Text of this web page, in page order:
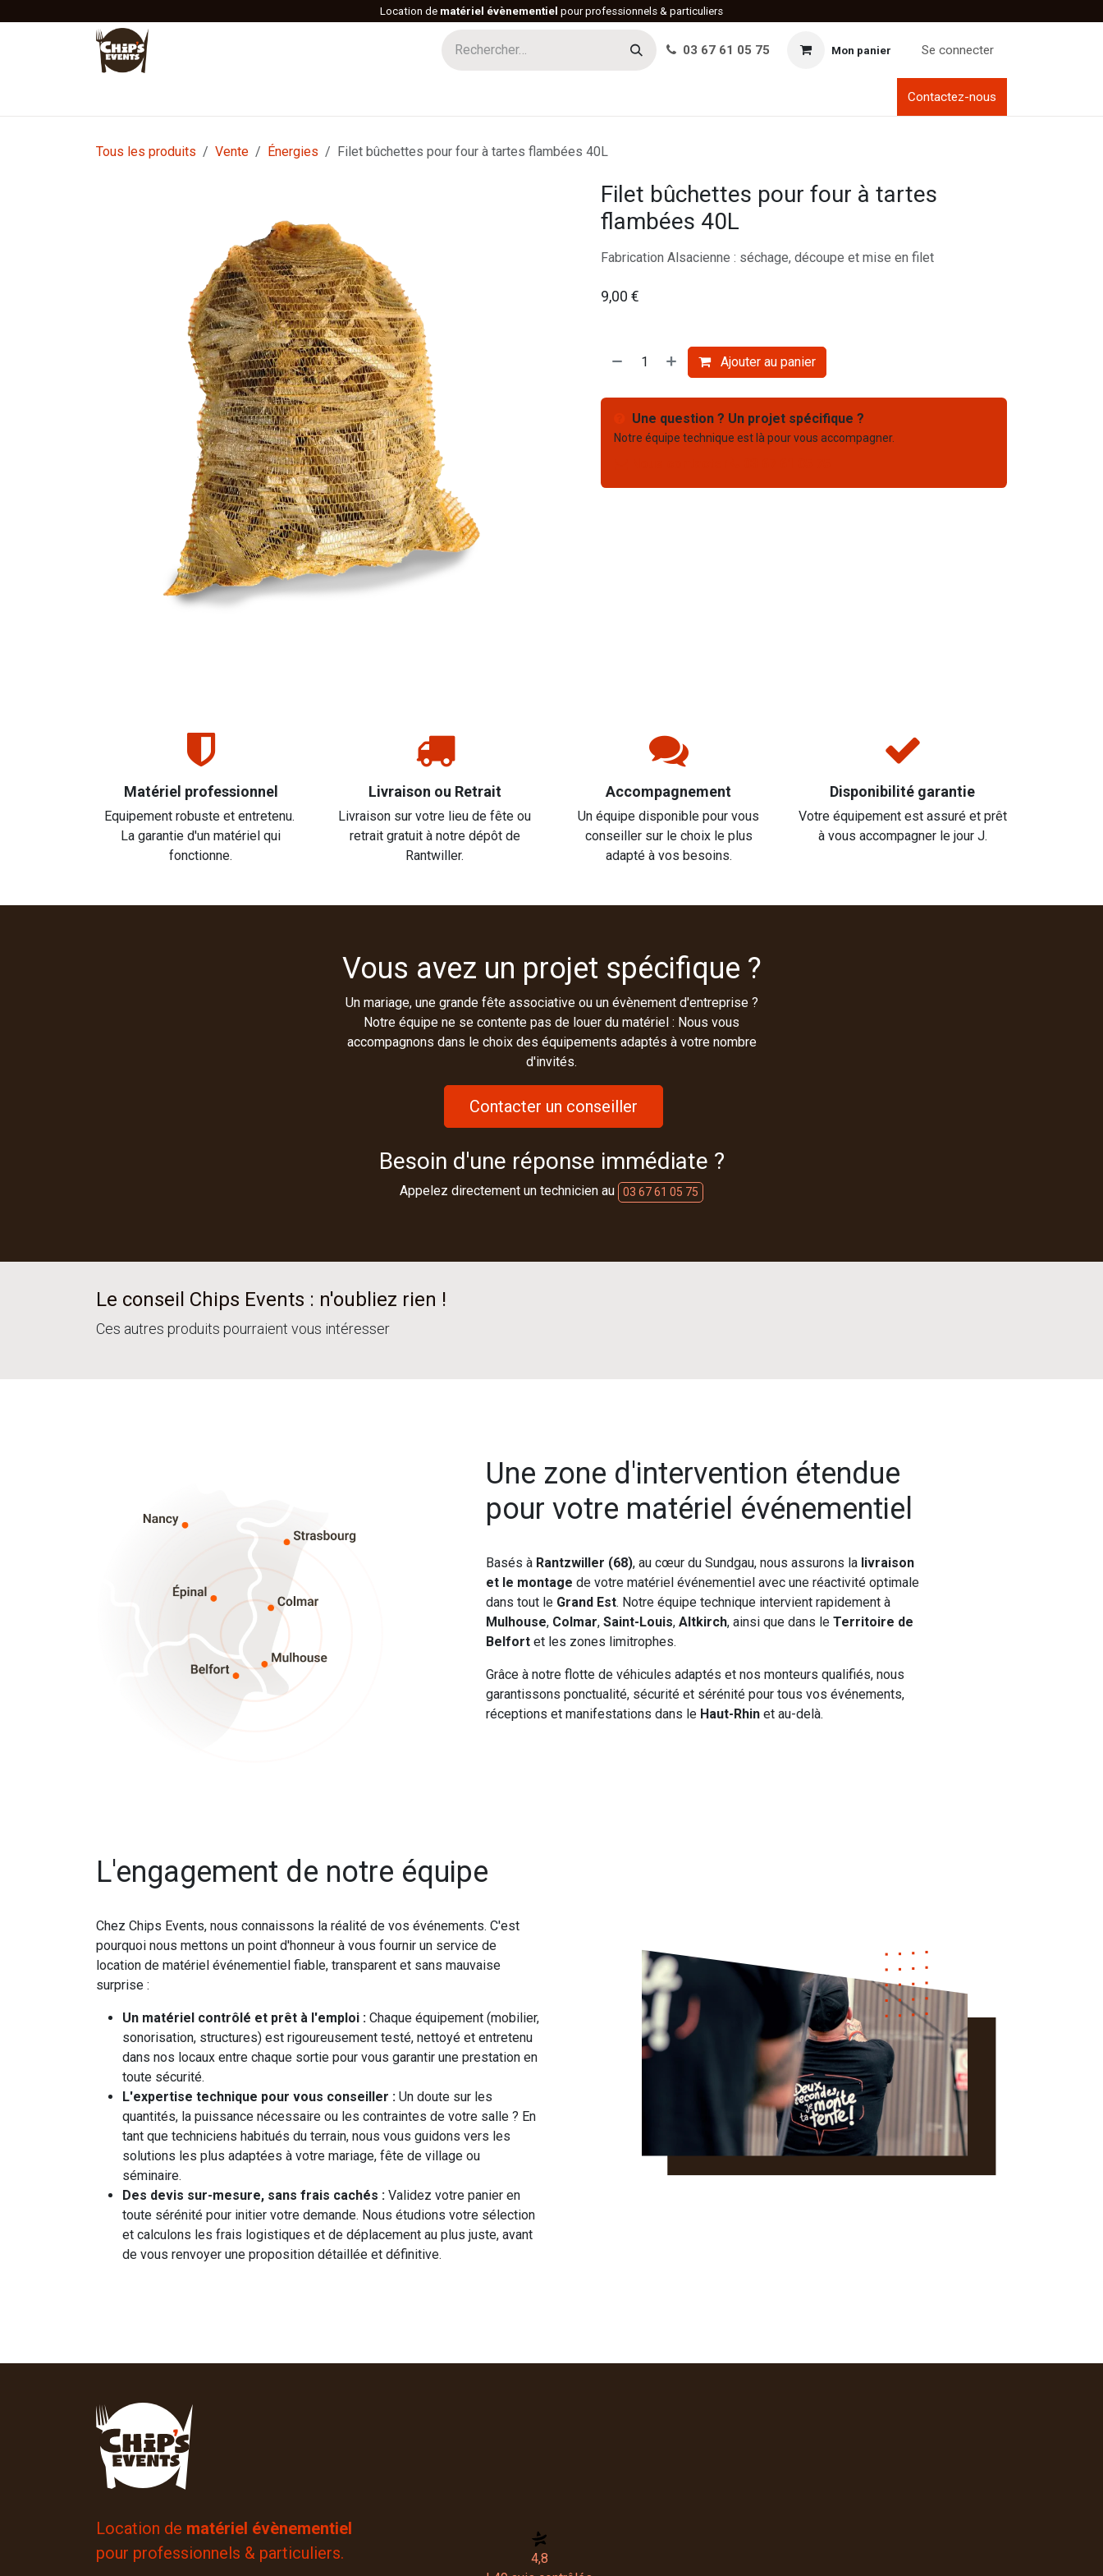
Location de matériel évènementiel pour professionnels & particuliers
03 67 61 05 75 Mon panier Se connecter
Contactez-nous
Tous les produits Vente Énergies Filet bûchettes pour four à tartes flambées 40L
Filet bûchettes pour four à tartes
flambées 40L
Fabrication Alsacienne : séchage, découpe et mise en filet
9,00 €
Ajouter au panier
Une question ? Un projet spécifique ?
Notre équipe technique est là pour vous accompagner.
Matériel professionnel
Equipement robuste et entretenu.
La garantie d'un matériel qui
fonctionne.
Livraison ou Retrait
Livraison sur votre lieu de fête ou
retrait gratuit à notre dépôt de
Rantwiller.
Accompagnement
Un équipe disponible pour vous
conseiller sur le choix le plus
adapté à vos besoins.
Disponibilité garantie
Votre équipement est assuré et prêt
à vous accompagner le jour J.
Vous avez un projet spécifique ?
Un mariage, une grande fête associative ou un évènement d'entreprise ?
Notre équipe ne se contente pas de louer du matériel : Nous vous
accompagnons dans le choix des équipements adaptés à votre nombre
d'invités.
Contacter un conseiller
Besoin d'une réponse immédiate ?
Appelez directement un technicien au 03 67 61 05 75
Le conseil Chips Events : n'oubliez rien !
Ces autres produits pourraient vous intéresser
Une zone d'intervention étendue
pour votre matériel événementiel
Basés à Rantzwiller (68), au cœur du Sundgau, nous assurons la livraison
et le montage de votre matériel événementiel avec une réactivité optimale
dans tout le Grand Est. Notre équipe technique intervient rapidement à
Mulhouse, Colmar, Saint-Louis, Altkirch, ainsi que dans le Territoire de
Belfort et les zones limitrophes.
Grâce à notre flotte de véhicules adaptés et nos monteurs qualifiés, nous
garantissons ponctualité, sécurité et sérénité pour tous vos événements,
réceptions et manifestations dans le Haut-Rhin et au-delà.
L'engagement de notre équipe
Chez Chips Events, nous connaissons la réalité de vos événements. C'est
pourquoi nous mettons un point d'honneur à vous fournir un service de
location de matériel événementiel fiable, transparent et sans mauvaise
surprise :
Un matériel contrôlé et prêt à l'emploi : Chaque équipement (mobilier,
sonorisation, structures) est rigoureusement testé, nettoyé et entretenu
dans nos locaux entre chaque sortie pour vous garantir une prestation en
toute sécurité.
L'expertise technique pour vous conseiller : Un doute sur les
quantités, la puissance nécessaire ou les contraintes de votre salle ? En
tant que techniciens habitués du terrain, nous vous guidons vers les
solutions les plus adaptées à votre mariage, fête de village ou
séminaire.
Des devis sur-mesure, sans frais cachés : Validez votre panier en
toute sérénité pour initier votre demande. Nous étudions votre sélection
et calculons les frais logistiques et de déplacement au plus juste, avant
de vous renvoyer une proposition détaillée et définitive.
Location de matériel évènementiel
pour professionnels & particuliers.
4,8